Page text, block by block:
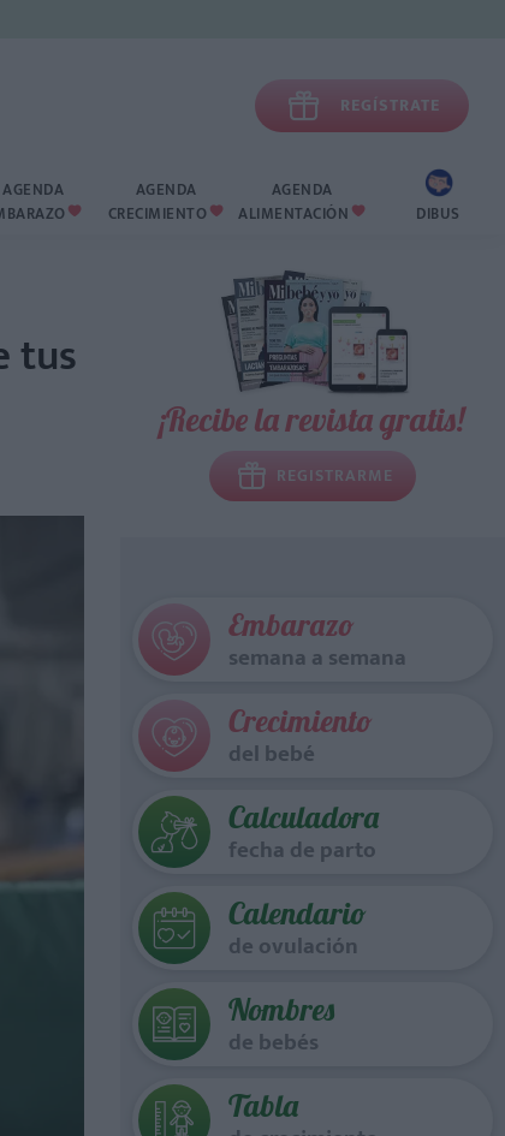
 REGÍSTRATE
AGENDA

AGENDA
CRECIMIENTO 
AGENDA
ALIMENTACIÓN  DIBUS
tus
¡Recibe la revista gratis!
REGISTRARME
Embarazo
semana a semana
Crecimiento
del bebé
Calculadora
fecha de parto
Calendario
de ovulación
Nombres
de bebés
Tabla